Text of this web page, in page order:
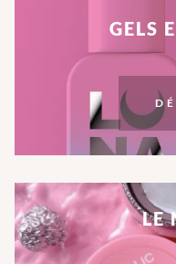
GELS
LE